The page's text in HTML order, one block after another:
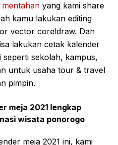
yang kami share
kamu lakukan editing
vector coreldraw. Dan
lakukan cetak kalender
sekolah, kampus,
untuk usaha tour & travel
pimpin.
meja 2021 lengkap
wisata ponorogo
meja 2021 ini, kami